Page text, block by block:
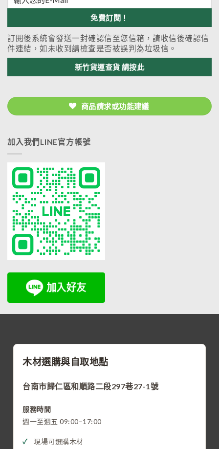
訂閱後系統會發送一封確認信至您信箱，請收信後確認信
件連結，如未收到請檢查是否被誤判為垃圾信。
新竹貨運查貨 請按此
商品請求或功能建議
加入我們LINE官方帳號
木材選購與自取地點
台南市歸仁區和順路二段297巷27-1號
服務時間
週一至週五 09:00–17:00
現場可選購木材